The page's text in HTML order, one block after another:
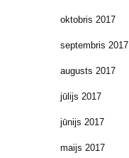
oktobris 2017
septembris 2017
augusts 2017
jūlijs 2017
jūnijs 2017
maijs 2017